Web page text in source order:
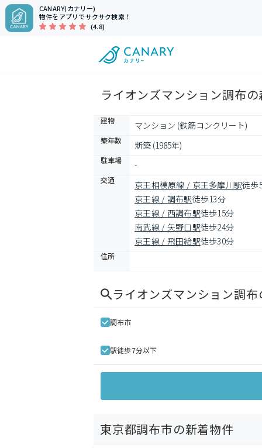
CANARY(カナリー)
物件をアプリでサクサク検索！
(4.8)
ライオンズマンション調布
建物 マンション (鉄筋コンクリート)
築年数 新築 (1985年)
駐車場 -
交通 京王相模原線 / 京王多摩川駅徒歩
京王線 / 調布駅徒歩13分
京王線 / 西調布駅徒歩15分
南武線 / 矢野口駅徒歩24分
京王線 / 飛田給駅徒歩30分
住所
ライオンズマンション調布
調布市
駅徒歩7分以下
東京都調布市の新着物件